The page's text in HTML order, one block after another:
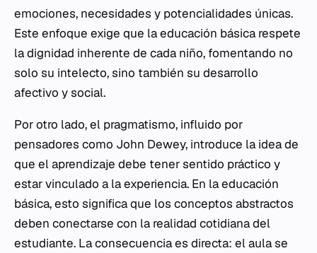
emociones, necesidades y potencialidades únicas.
Este enfoque exige que la educación básica respete
la dignidad inherente de cada niño, fomentando no
solo su intelecto, sino también su desarrollo
afectivo y social.
Por otro lado, el pragmatismo, influido por
pensadores como John Dewey, introduce la idea de
que el aprendizaje debe tener sentido práctico y
estar vinculado a la experiencia. En la educación
básica, esto significa que los conceptos abstractos
deben conectarse con la realidad cotidiana del
estudiante. La consecuencia es directa: el aula se